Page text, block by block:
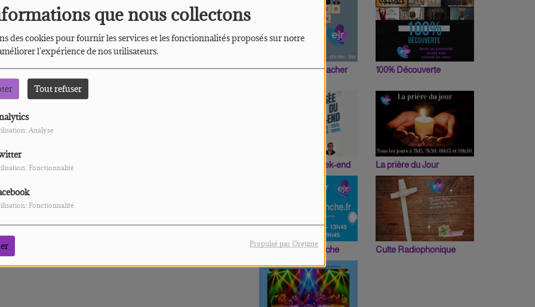
que nous collectons
des cookies pour fournir les services et les fonctionnalités proposés sur notre
l'expérience de nos utilisateurs.
Tout refuser
Analyse
Fonctionnalité
Fonctionnalité
Propulsé par Orejime
Un Mot Peut en Cacher
100% Découverte
La Pensée du week-end La prière du Jour
Pasteur du dimanche Culte Radiophonique